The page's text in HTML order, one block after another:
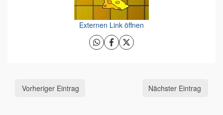
Externen Link öffnen
Vorheriger Eintrag Nächster Eintrag